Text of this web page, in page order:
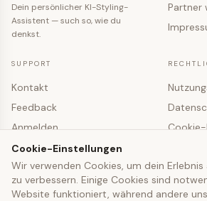
Dein persönlicher KI-Styling-
Assistent — such so, wie du
denkst.
Partner
SUPPORT
Kontakt
Feedback
Anmelden
Registrieren
© 2026 mixNmatch · co-fashion UG
Cookie-Einstellungen
Wir verwenden Cookies, um dein
zu verbessern. Einige Cookies sind
Website funktioniert, während andere